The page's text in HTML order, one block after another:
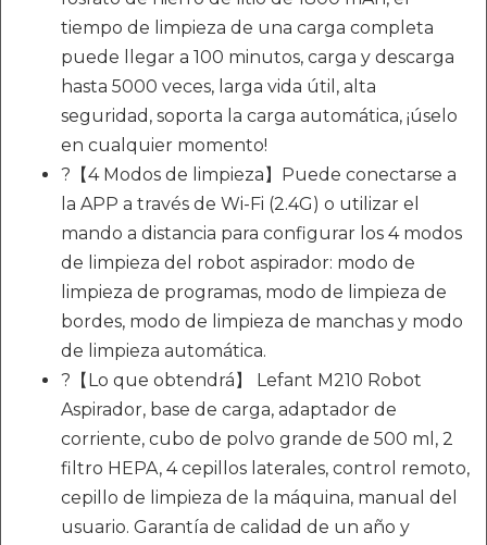
tiempo de limpieza de una carga completa
puede llegar a 100 minutos, carga y descarga
hasta 5000 veces, larga vida útil, alta
seguridad, soporta la carga automática, ¡úselo
en cualquier momento!
?【4 Modos de limpieza】Puede conectarse a
la APP a través de Wi-Fi (2.4G) o utilizar el
mando a distancia para configurar los 4 modos
de limpieza del robot aspirador: modo de
limpieza de programas, modo de limpieza de
bordes, modo de limpieza de manchas y modo
de limpieza automática.
?【Lo que obtendrá】 Lefant M210 Robot
Aspirador, base de carga, adaptador de
corriente, cubo de polvo grande de 500 ml, 2
filtro HEPA, 4 cepillos laterales, control remoto,
cepillo de limpieza de la máquina, manual del
usuario. Garantía de calidad de un año y